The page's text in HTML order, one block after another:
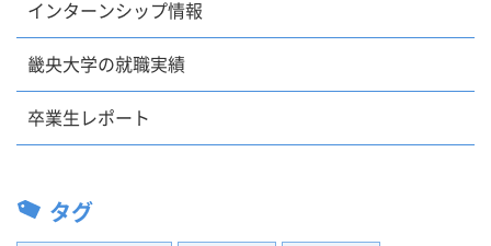
インターンシップ情報
畿央大学の就職実績
卒業生レポート
タグ